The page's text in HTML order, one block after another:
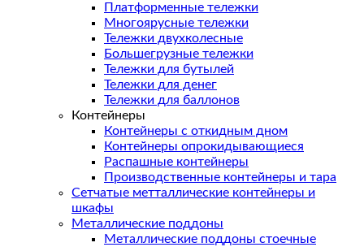
Платформенные тележки
Многоярусные тележки
Тележки двухколесные
Большегрузные тележки
Тележки для бутылей
Тележки для денег
Тележки для баллонов
Контейнеры
Контейнеры с откидным дном
Контейнеры опрокидывающиеся
Распашные контейнеры
Производственные контейнеры и тара
Сетчатые метталлические контейнеры и
шкафы
Металлические поддоны
Металлические поддоны стоечные